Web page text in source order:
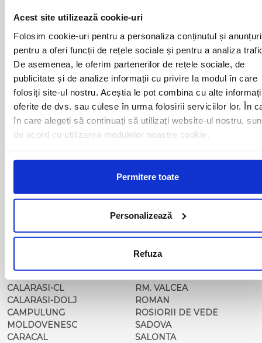
Acest site utilizează cookie-uri
Folosim cookie-uri pentru a personaliza conținutul și
pentru a oferi funcții de rețele sociale și pentru a analiza
De asemenea, le oferim partenerilor de rețele sociale, de
publicitate și de analize informații cu privire la modul în care
folosiți site-ul nostru. Aceștia le pot combina cu alte
oferite de dvs. sau culese în urma folosirii serviciilor lor. În
în care alegeți să continuați să utilizați website-ul nostru,
de acord cu utilizarea modulelor noastre cookie.
Permitere toate
Personalizează
Refuza
ALESD
ARAD
BACAU
BAIA MARE
BAILE HERCULANE
BAILESTI
BALS-IS
BALS-OT
BARLAD
BECLEAN
BLAJ
BRASOV
CALARASI-CL
CALARASI-DOLJ
CAMPULUNG
MOLDOVENESC
CARACAL
MIZIL
MOTCA
NUSFALAU
OLTENITA
ONESTI
ORADEA
ORSOVA
PASCANI
PERICEI
PERISOR
PISCU VECHI
PLOIESTI
PODARI
RADOVAN
RAST
RM. VALCEA
ROMAN
ROSIORII DE VEDE
SADOVA
SALONTA